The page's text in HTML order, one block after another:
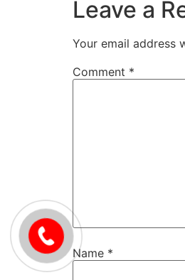
Leave a
Your email address
Comment *
Name *